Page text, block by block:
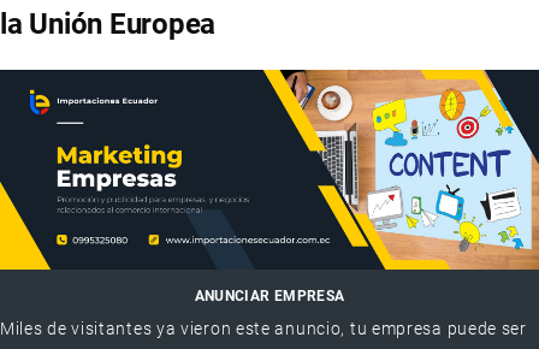
la Unión Europea
ANUNCIAR EMPRESA
Miles de visitantes ya vieron este anuncio, tu empresa puede ser